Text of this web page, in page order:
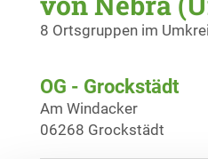
8 Ortsgruppen im
OG - Grockstädt
Am Windacker
06268 Grockstädt